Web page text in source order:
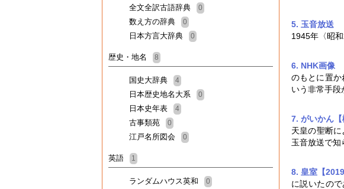
全文全訳古語辞典 0
数え方の辞典 0
日本方言大辞典 0
歴史・地名 8
国史大辞典 4
日本歴史地名大系 0
日本史年表 4
古事類苑 0
江戸名所図会 0
英語 1
ランダムハウス英和 0
5. 玉音放送
1945年〈昭
6. NHK画像
のもとに置
いう非常手段
7. がいかん【
天皇の聖断
玉音放送で知
8. 皇室【
に説いたの